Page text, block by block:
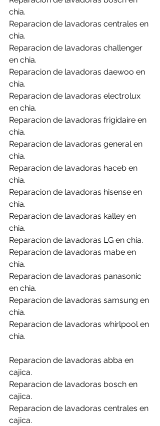
chia.
Reparacion de lavadoras centrales en
chia.
Reparacion de lavadoras challenger
en chia.
Reparacion de lavadoras daewoo en
chia.
Reparacion de lavadoras electrolux
en chia.
Reparacion de lavadoras frigidaire en
chia.
Reparacion de lavadoras general en
chia.
Reparacion de lavadoras haceb en
chia.
Reparacion de lavadoras hisense en
chia.
Reparacion de lavadoras kalley en
chia.
Reparacion de lavadoras LG en chia.
Reparacion de lavadoras mabe en
chia.
Reparacion de lavadoras panasonic
en chia.
Reparacion de lavadoras samsung en
chia.
Reparacion de lavadoras whirlpool en
chia.
Reparacion de lavadoras abba en
cajica.
Reparacion de lavadoras bosch en
cajica.
Reparacion de lavadoras centrales en
cajica.